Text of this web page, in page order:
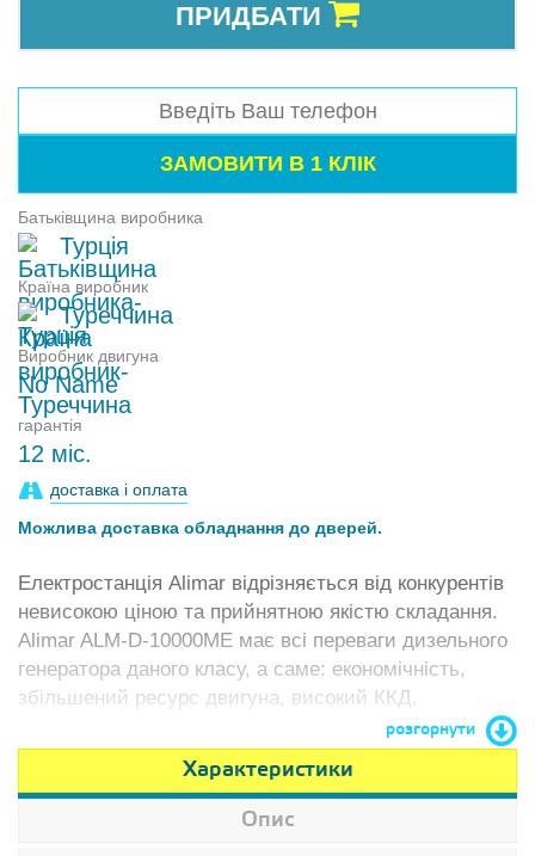
ПРИДБАТИ
Батьківщина виробника
Турція
Країна виробник
Туреччина
Виробник двигуна
No Name
гарантія
12 міс.
доставка і оплата
Можлива доставка обладнання до дверей.
Електростанція Alimar відрізняється від конкурентів
невисокою ціною та прийнятною якістю складання.
Alimar ALM-D-10000ME має всі переваги дизельного
генератора даного класу, а саме: економічність,
збільшений ресурс двигуна, високий ККД,
невибагливість до якості палива, низька
собівартість ТО.
розгорнути
Характеристики
Опис